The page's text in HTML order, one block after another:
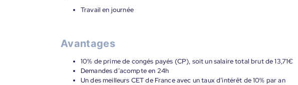
Travail en journée
Avantages
10% de prime de congés payés (CP), soit un salaire total brut de 13,71€
Demandes d’acompte en 24h
Un des meilleurs CET de France avec un taux d’intérêt de 10% par an